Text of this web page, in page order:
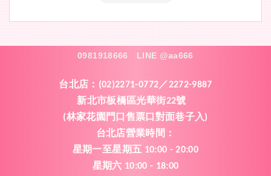
0981918666 LINE @aa666
台北店： (02)2271-0772／2272-9887
新北市板橋區光華街22號
(林家花園門口售票口對面巷子入)
台北店營業時間 ：
星期一至星期五 10:00 - 20:00
星期六 10:00 - 18:00